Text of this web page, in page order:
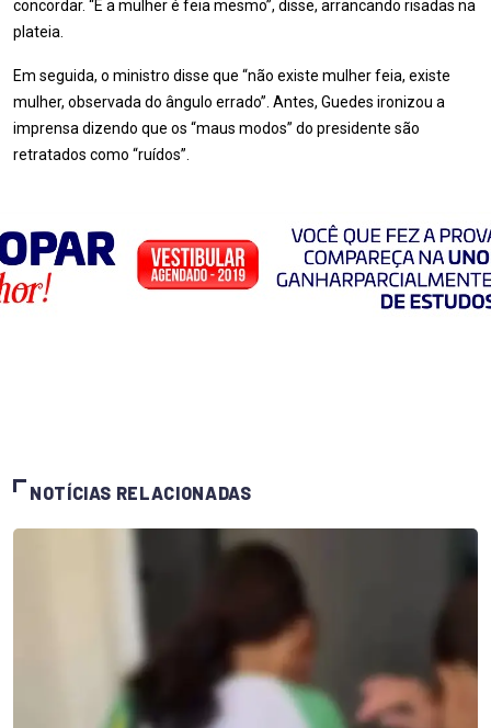
concordar. “E a mulher é feia mesmo”, disse, arrancando risadas na
plateia.
Em seguida, o ministro disse que “não existe mulher feia, existe
mulher, observada do ângulo errado”. Antes, Guedes ironizou a
imprensa dizendo que os “maus modos” do presidente são
retratados como “ruídos”.
NOTÍCIAS RELACIONADAS